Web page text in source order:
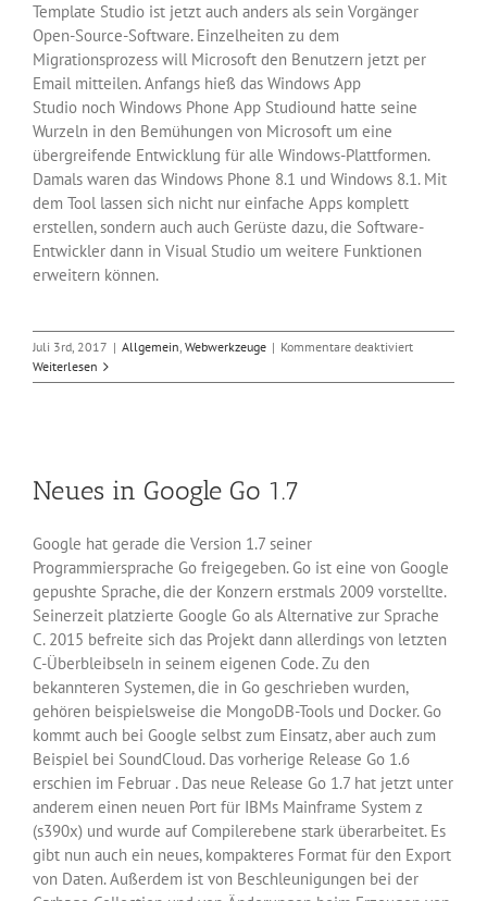
Template Studio ist jetzt auch anders als sein Vorgänger
Open-Source-Software. Einzelheiten zu dem
Migrationsprozess will Microsoft den Benutzern jetzt per
Email mitteilen. Anfangs hieß das Windows App
Studio noch Windows Phone App Studiound hatte seine
Wurzeln in den Bemühungen von Microsoft um eine
übergreifende Entwicklung für alle Windows-Plattformen.
Damals waren das Windows Phone 8.1 und Windows 8.1. Mit
dem Tool lassen sich nicht nur einfache Apps komplett
erstellen, sondern auch auch Gerüste dazu, die Software-
Entwickler dann in Visual Studio um weitere Funktionen
erweitern können.
Juli 3rd, 2017 | Allgemein, Webwerkzeuge | Kommentare deaktiviertfür
Ende
Weiterlesen
Neues in Google Go 1.7
Google hat gerade die Version 1.7 seiner
Programmiersprache Go freigegeben. Go ist eine von Google
gepushte Sprache, die der Konzern erstmals 2009 vorstellte.
Seinerzeit platzierte Google Go als Alternative zur Sprache
C. 2015 befreite sich das Projekt dann allerdings von letzten
C-Überbleibseln in seinem eigenen Code. Zu den
bekannteren Systemen, die in Go geschrieben wurden,
gehören beispielsweise die MongoDB-Tools und Docker. Go
kommt auch bei Google selbst zum Einsatz, aber auch zum
Beispiel bei SoundCloud. Das vorherige Release Go 1.6
erschien im Februar . Das neue Release Go 1.7 hat jetzt unter
anderem einen neuen Port für IBMs Mainframe System z
(s390x) und wurde auf Compilerebene stark überarbeitet. Es
gibt nun auch ein neues, kompakteres Format für den Export
von Daten. Außerdem ist von Beschleunigungen bei der